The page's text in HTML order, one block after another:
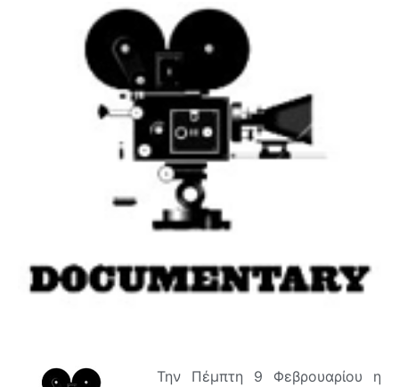
Την Πέμπτη 9 Φεβρουαρίου η